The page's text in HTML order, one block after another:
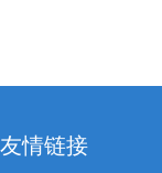
友情链接